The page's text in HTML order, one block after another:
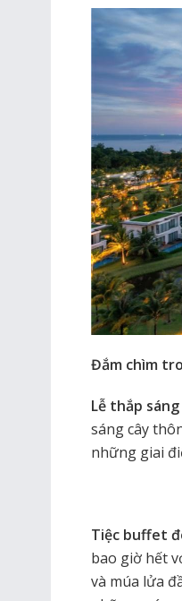
Đắm chìm
Lễ thắp
sáng cây
những giai
Tiệc buffet
bao giờ hết
và múa lửa